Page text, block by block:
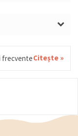
frecventeCitește »